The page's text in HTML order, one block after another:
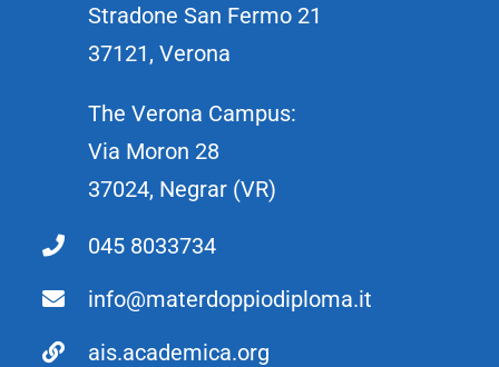
Stradone San Fermo 21
37121, Verona
The Verona Campus:
Via Moron 28
37024, Negrar (VR)
045 8033734
info@materdoppiodiploma.it
ais.academica.org